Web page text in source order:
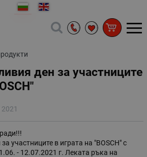
ден за участниците
участниците в играта на "BOSCH" с
- 12.07.2021 г. Леката ръка на